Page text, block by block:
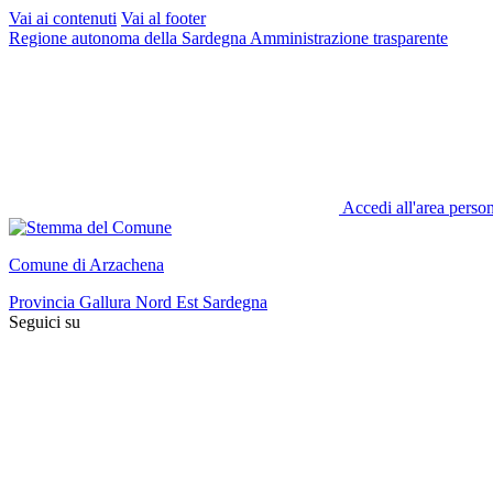
Vai ai contenuti Vai al footer
Regione autonoma della Sardegna Amministrazione trasparente
Accedi all'area
Comune di Arzachena
Provincia Gallura Nord Est Sardegna
Seguici su